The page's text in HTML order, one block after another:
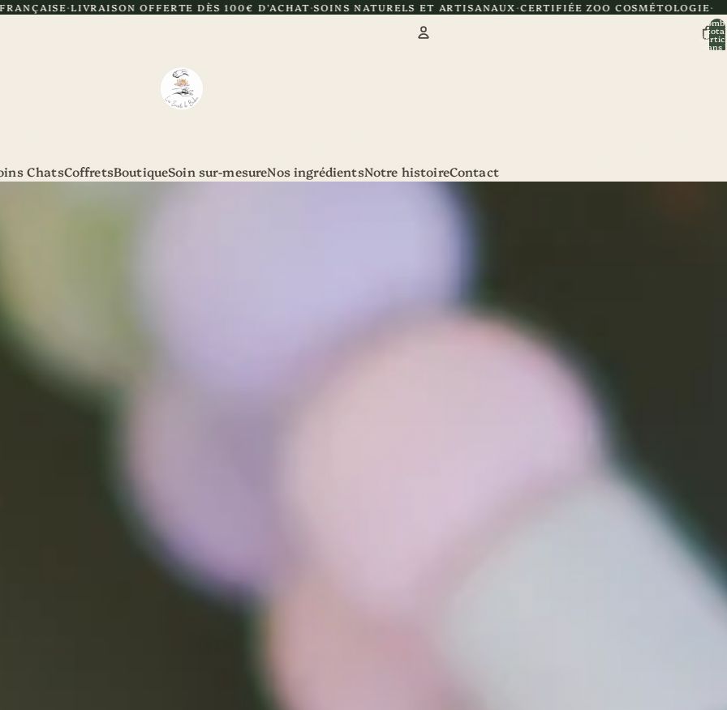
OFFERTE DÈS 100€ D'ACHAT SOINS NATURELS ET ARTISANAUX CERTIFIÉE ZOO COSMÉTOLOGIE
total
dans
ChatsCoffretsBoutiqueSoin sur-mesureNos ingrédientsNotre histoireContact